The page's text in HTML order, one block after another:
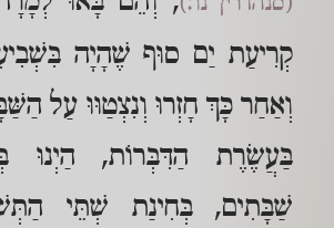
קְרִיעַת יַם סוּף שֶׁהָיָה
וְאַחַר כָּךְ חָזְרוּ וְנִצְטַוּוּ עַל
בַּעֲשֶׂרֶת הַדִּבְּרוֹת, הַיְנוּ
שַׁבָּתִים, בְּחִינַת שְׁתֵּי